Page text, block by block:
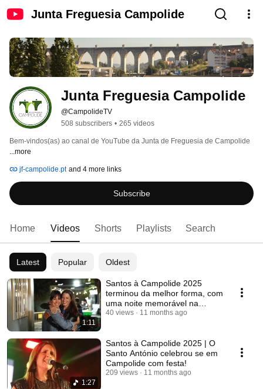
Junta Freguesia Campolide
Junta Freguesia Campolide
@CampolideTV
508 subscribers • 265 videos
Bem-vindos(as) ao canal de YouTube da Junta de Freguesia de Campolide
...more
jf-campolide.pt and 4 more links
Subscribe
Home Videos Shorts Playlists Search
Latest Popular Oldest
1:11
Santos à Campolide 2025
terminou da melhor forma, com
uma noite memorável na
Quinta do Zé Pinto!
40 views 11 months ago
1:27
Santos à Campolide 2025 | O
Santo António celebrou se em
Campolide com festa!
209 views 11 months ago